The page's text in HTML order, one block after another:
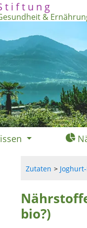
t i f t u n g
&
Zutaten
bio?)